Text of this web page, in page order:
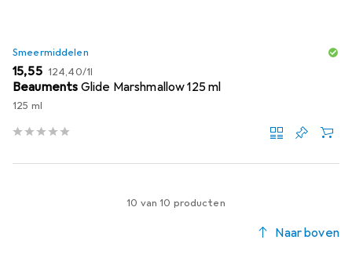
Smeermiddelen
EUR
15,55 EUR
124,40/1l
Beauments Glide Marshmallow 125 ml
125 ml
10 van 10 producten
Naar boven